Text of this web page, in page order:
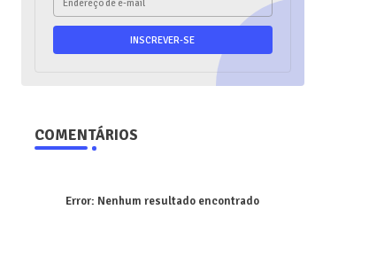
COMENTÁRIOS
Error: Nenhum resultado encontrado